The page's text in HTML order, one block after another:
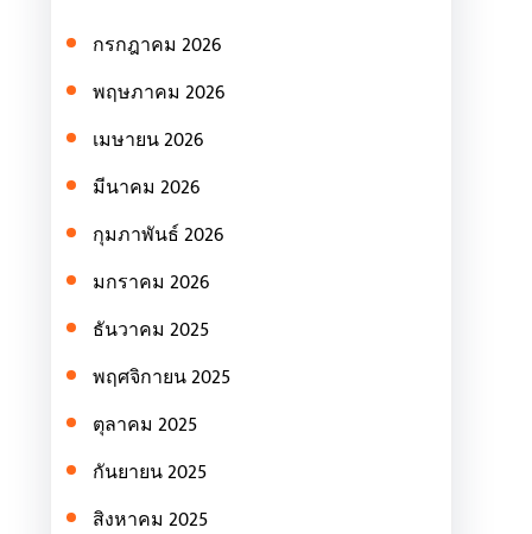
กรกฎาคม 2026
พฤษภาคม 2026
เมษายน 2026
มีนาคม 2026
กุมภาพันธ์ 2026
มกราคม 2026
ธันวาคม 2025
พฤศจิกายน 2025
ตุลาคม 2025
กันยายน 2025
สิงหาคม 2025